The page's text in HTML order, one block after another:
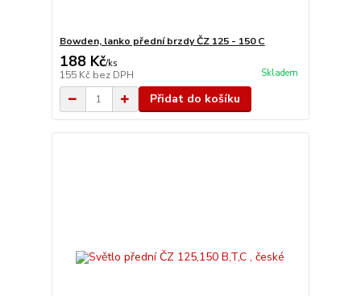
Bowden, lanko přední brzdy ČZ 125 - 150 C
188 Kč/ks
155 Kč bez DPH Skladem
Přidat do košíku